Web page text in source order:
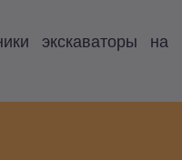
экскаваторы на